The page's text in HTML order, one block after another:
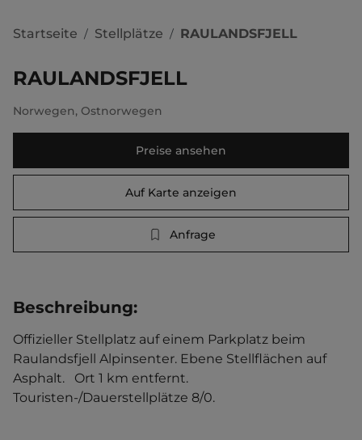
Startseite / Stellplätze / RAULANDSFJELL
RAULANDSFJELL
Norwegen, Ostnorwegen
Preise ansehen
Auf Karte anzeigen
Anfrage
Beschreibung:
Offizieller Stellplatz auf einem Parkplatz beim
Raulandsfjell Alpinsenter. Ebene Stellflächen auf
Asphalt.   Ort 1 km entfernt.
Touristen-/Dauerstellplätze 8/0.